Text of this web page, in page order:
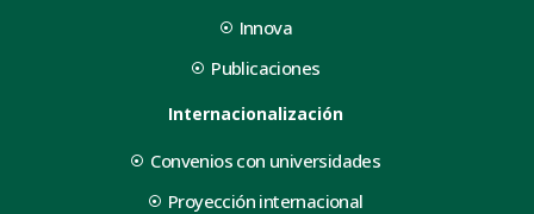
Innova
Publicaciones
Internacionalización
Convenios con universidades
Proyección internacional